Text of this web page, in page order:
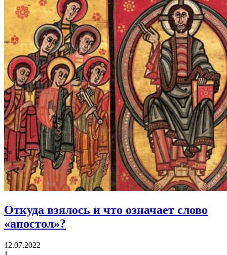
Откуда взялось и что означает слово
«апостол»?
12.07.2022